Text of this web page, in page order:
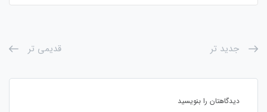
جدید تر قدیمی تر
دیدگاهتان را بنویسید